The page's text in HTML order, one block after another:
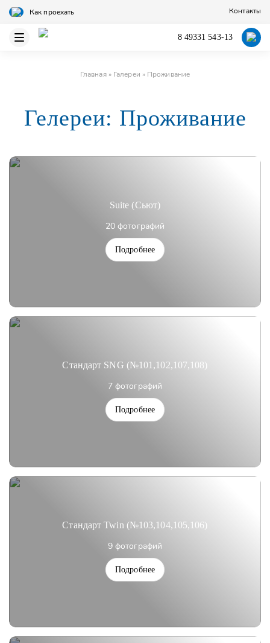
Как проехать Контакты
8 49331 543-13
Главная» Галереи » Проживание
Гелереи: Проживание
Suite (Сьют)
20 фотографий
Подробнее
Стандарт SNG (№101,102,107,108)
7 фотографий
Подробнее
Стандарт Twin (№103,104,105,106)
9 фотографий
Подробнее